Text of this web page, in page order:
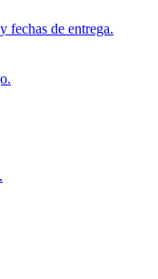
fechas de entrega.